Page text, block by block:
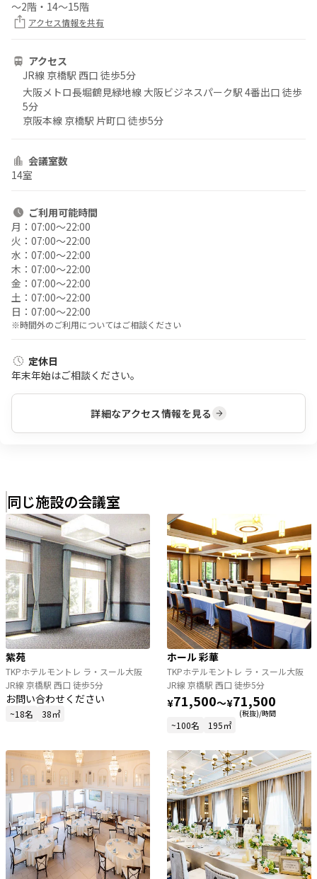
～2階・14～15階
アクセス情報を共有
アクセス
JR線 京橋駅 西口 徒歩5分
大阪メトロ長堀鶴見緑地線 大阪ビジネスパーク駅 4番出口 徒歩
5分
京阪本線 京橋駅 片町口 徒歩5分
会議室数
14室
ご利用可能時間
月： 07:00〜22:00
火： 07:00〜22:00
水： 07:00〜22:00
木： 07:00〜22:00
金： 07:00〜22:00
土： 07:00〜22:00
日： 07:00〜22:00
※時間外のご利用についてはご相談ください
定休日
年末年始はご相談ください。
詳細なアクセス情報を見る
同じ施設の会議室
紫苑
TKPホテルモントレ ラ・スール大阪
JR線 京橋駅 西口 徒歩5分
お問い合わせください
~18名 38㎡
ホール 彩華
TKPホテルモントレ ラ・スール大阪
JR線 京橋駅 西口 徒歩5分
¥71,500〜¥71,500
(税抜)/時間
~100名 195㎡